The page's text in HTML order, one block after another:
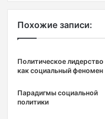
Похожие записи:
Политическое лидерство
как социальный феномен
Парадигмы социальной
политики